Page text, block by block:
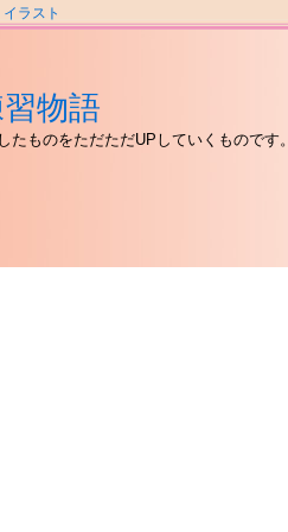
イラスト
物語
たものをただただUPしていくものです。